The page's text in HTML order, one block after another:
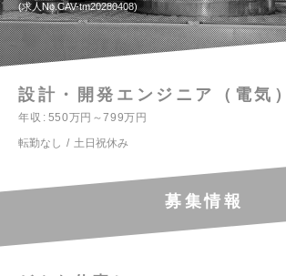
求人No.CAV-tm20280408
設計・開発エンジニア（電気）
年収
550万円～799万円
転勤なし
土日祝休み
募集情報